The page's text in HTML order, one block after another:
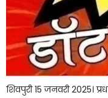
शिवपुरी 15 जनवरी 2025।